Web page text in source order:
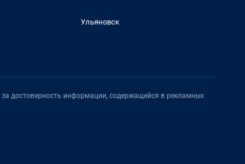
Ульяновск
за достоверность информации, содержащейся в рекламных